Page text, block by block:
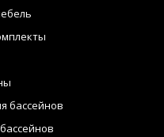
бассейнов